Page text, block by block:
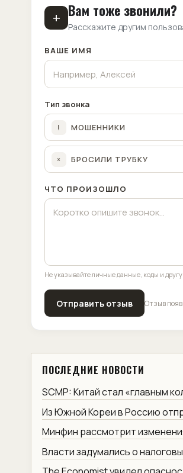
+ Вам тоже звонили?
Расскажите другим
ВАШЕ ИМЯ
Тип звонка
! МОШЕННИКИ
× БРОСИЛИ ТРУБКУ
ЧТО ПРОИЗОШЛО
Не указывайте личные данные, коды и
Отправить отзыв Отзыв
ПОСЛЕДНИЕ НОВОСТИ
SCMP: Китай стал «главным
Из Южной Кореи в Россию
Минфин рассмотрит
Власти задумались о